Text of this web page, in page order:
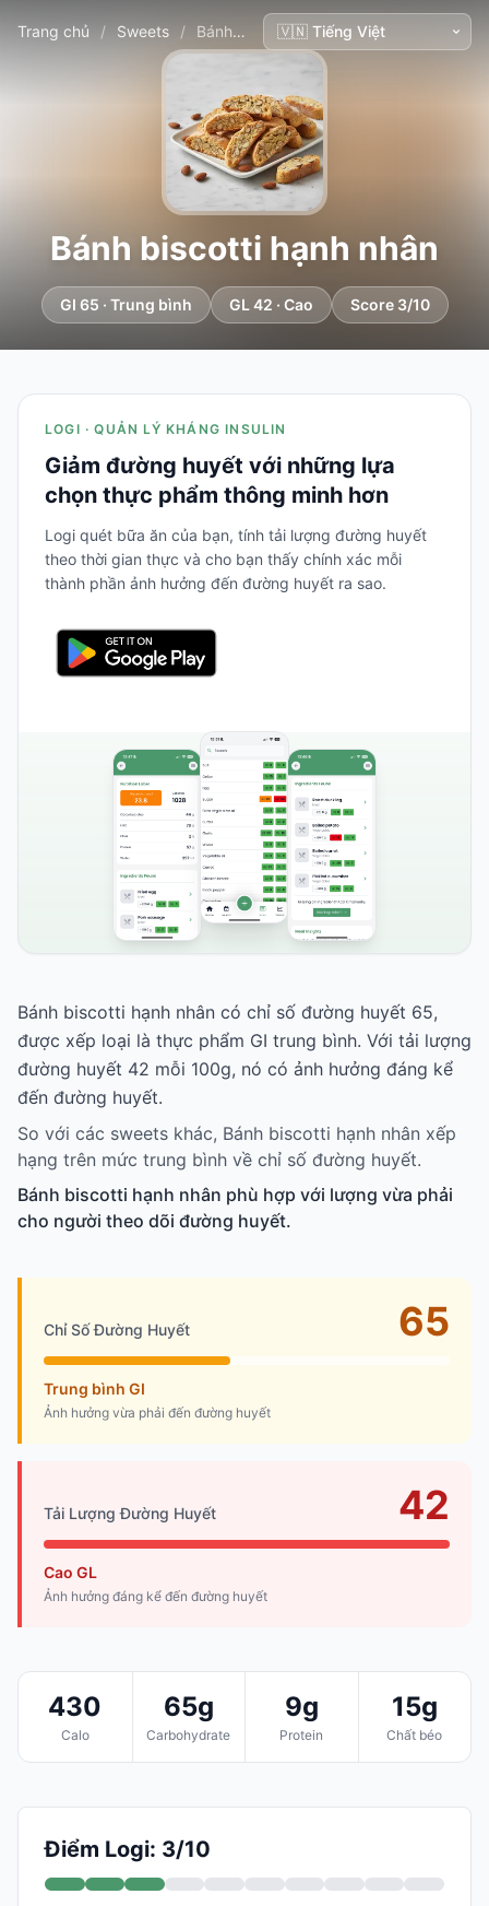
Trang chủ / Sweets / Bánh biscotti hạnh nhân
Bánh biscotti hạnh nhân
GI 65 · Trung bình GL 42 · Cao Score 3/10
LOGI · QUẢN LÝ KHÁNG INSULIN
Giảm đường huyết với những lựa
chọn thực phẩm thông minh hơn
Logi quét bữa ăn của bạn, tính tải lượng đường huyết
theo thời gian thực và cho bạn thấy chính xác mỗi
thành phần ảnh hưởng đến đường huyết ra sao.
Bánh biscotti hạnh nhân có chỉ số đường huyết 65,
được xếp loại là thực phẩm GI trung bình. Với tải lượng
đường huyết 42 mỗi 100g, nó có ảnh hưởng đáng kể
đến đường huyết.
So với các sweets khác, Bánh biscotti hạnh nhân xếp
hạng trên mức trung bình về chỉ số đường huyết.
Bánh biscotti hạnh nhân phù hợp với lượng vừa phải
cho người theo dõi đường huyết.
Chỉ Số Đường Huyết 65
Trung bình GI
Ảnh hưởng vừa phải đến đường huyết
Tải Lượng Đường Huyết 42
Cao GL
Ảnh hưởng đáng kể đến đường huyết
430
Calo
65g
Carbohydrate
9g
Protein
15g
Chất béo
Điểm Logi: 3/10